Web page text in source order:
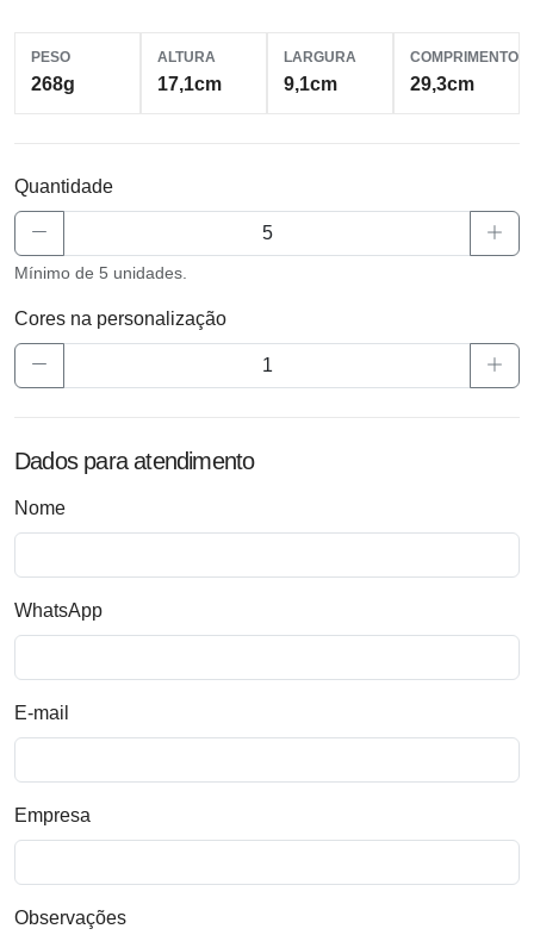
PESO
268g
ALTURA
17,1cm
LARGURA
9,1cm
COMPRIMENTO
29,3cm
Quantidade
Mínimo de 5 unidades.
Cores na personalização
Dados para atendimento
Nome
WhatsApp
E-mail
Empresa
Observações